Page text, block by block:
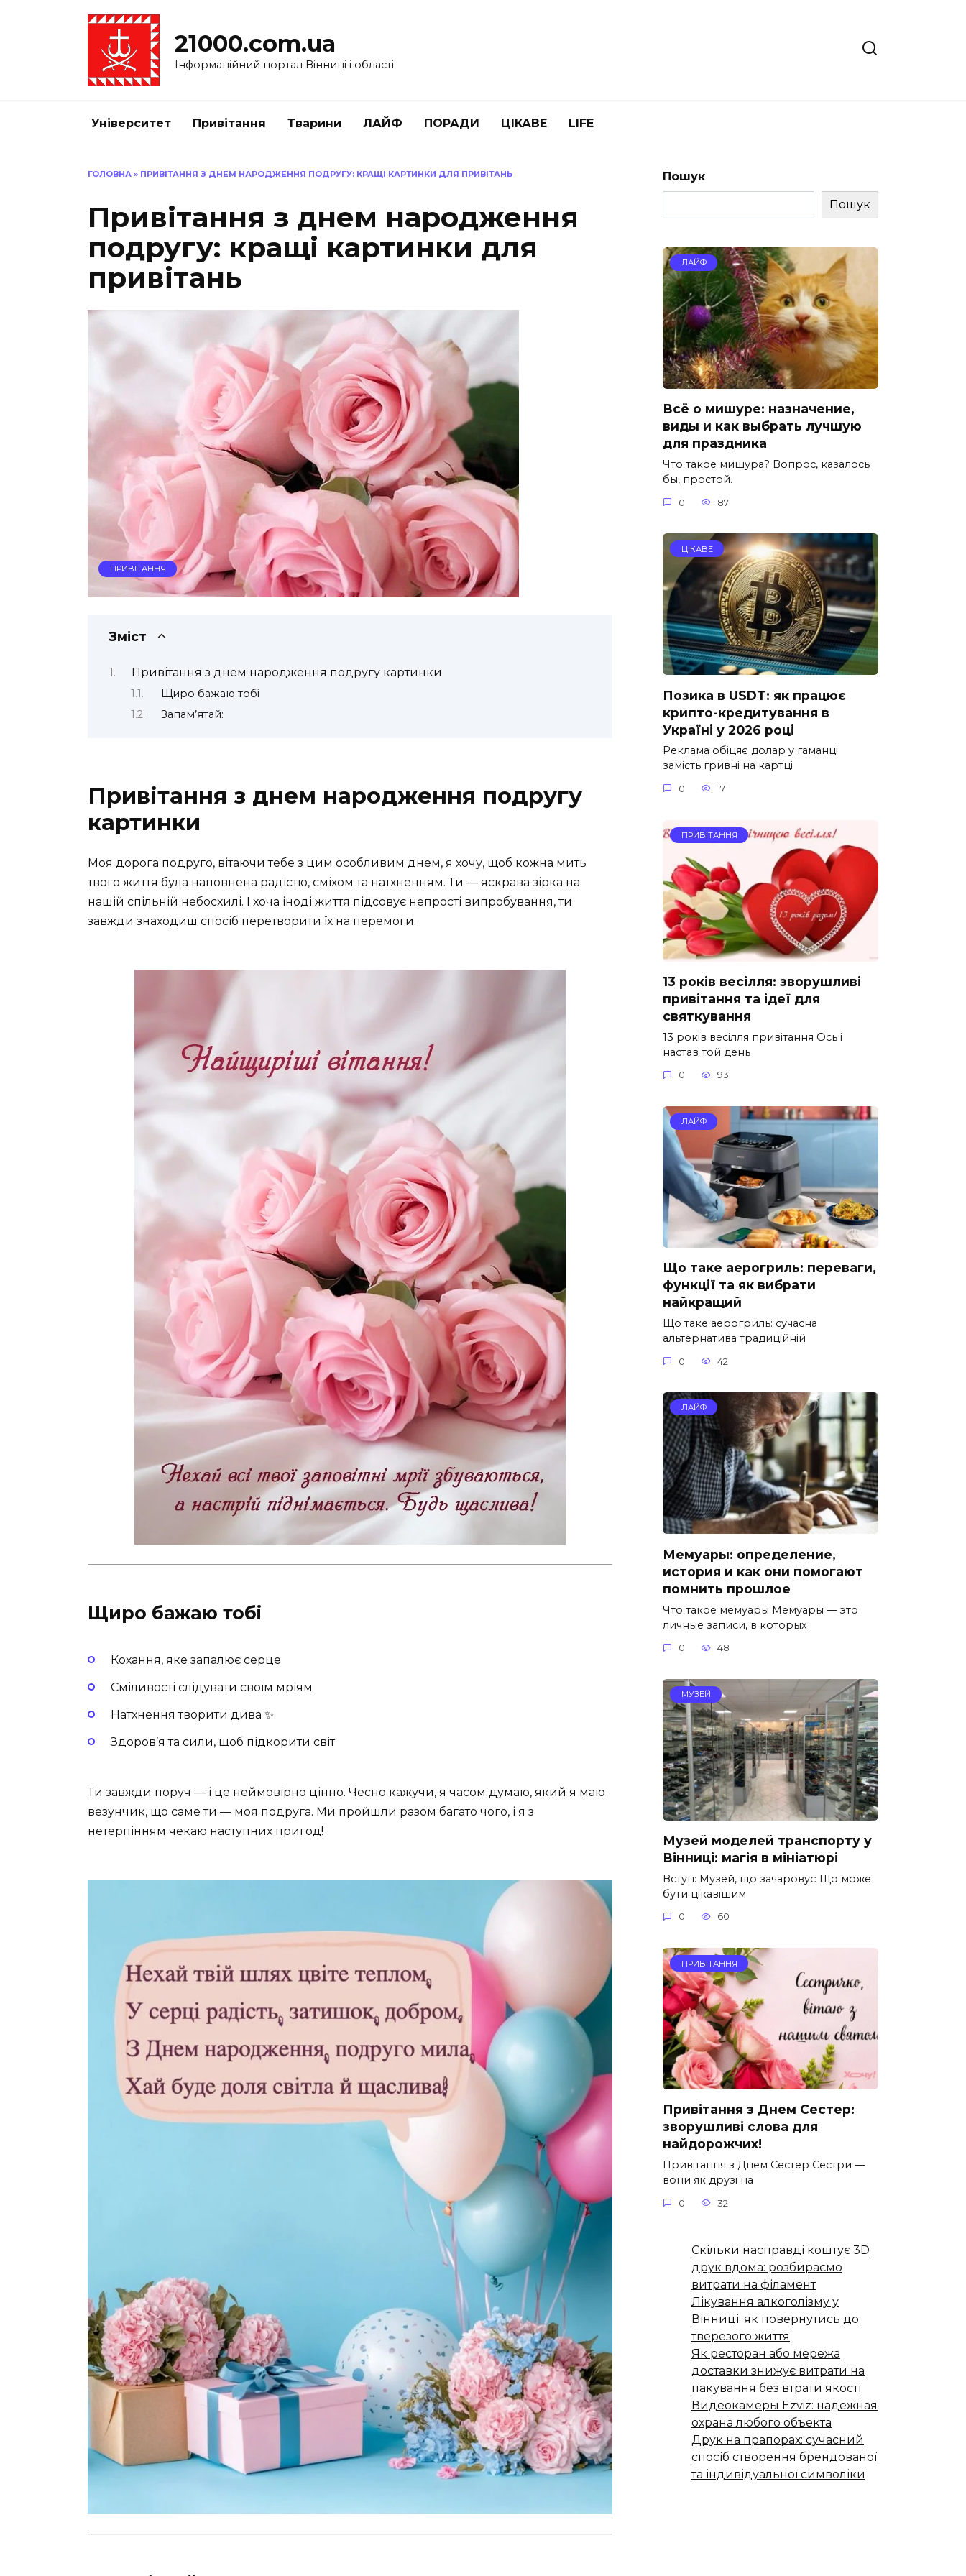
21000.com.ua
Інформаційний портал Вінниці і області
Університет Привітання Тварини ЛАЙФ ПОРАДИ ЦІКАВЕ LIFE
ГОЛОВНА » ПРИВІТАННЯ З ДНЕМ НАРОДЖЕННЯ ПОДРУГУ: КРАЩІ КАРТИНКИ ДЛЯ ПРИВІТАНЬ
Привітання з днем народження
подругу: кращі картинки для
привітань
ПРИВІТАННЯ
Зміст
Привітання з днем народження подругу картинки
Щиро бажаю тобі
Запам’ятай:
Привітання з днем народження подругу
картинки
Моя дорога подруго, вітаючи тебе з цим особливим днем, я хочу, щоб кожна мить
твого життя була наповнена радістю, сміхом та натхненням. Ти — яскрава зірка на
нашій спільній небосхилі. І хоча іноді життя підсовує непрості випробування, ти
завжди знаходиш спосіб перетворити їх на перемоги.
Щиро бажаю тобі
Кохання, яке запалює серце
Сміливості слідувати своїм мріям
Натхнення творити дива ✨
Здоров’я та сили, щоб підкорити світ
Ти завжди поруч — і це неймовірно цінно. Чесно кажучи, я часом думаю, який я маю
везунчик, що саме ти — моя подруга. Ми пройшли разом багато чого, і я з
нетерпінням чекаю наступних пригод!
Пошук
Пошук
ЛАЙФ
Всё о мишуре: назначение,
виды и как выбрать лучшую
для праздника
Что такое мишура? Вопрос, казалось
бы, простой.
0 87
ЦІКАВЕ
Позика в USDT: як працює
крипто-кредитування в
Україні у 2026 році
Реклама обіцяє долар у гаманці
замість гривні на картці
0 17
ПРИВІТАННЯ
13 років весілля: зворушливі
привітання та ідеї для
святкування
13 років весілля привітання Ось і
настав той день
0 93
ЛАЙФ
Що таке аерогриль: переваги,
функції та як вибрати
найкращий
Що таке аерогриль: сучасна
альтернатива традиційній
0 42
ЛАЙФ
Мемуары: определение,
история и как они помогают
помнить прошлое
Что такое мемуары Мемуары — это
личные записи, в которых
0 48
МУЗЕЙ
Музей моделей транспорту у
Вінниці: магія в мініатюрі
Вступ: Музей, що зачаровує Що може
бути цікавішим
0 60
ПРИВІТАННЯ
Привітання з Днем Сестер:
зворушливі слова для
найдорожчих!
Привітання з Днем Сестер Сестри —
вони як друзі на
0 32
Скільки насправді коштує 3D
друк вдома: розбираємо
витрати на філамент
Лікування алкоголізму у
Вінниці: як повернутись до
тверезого життя
Як ресторан або мережа
доставки знижує витрати на
пакування без втрати якості
Видеокамеры Ezviz: надежная
охрана любого объекта
Друк на прапорах: сучасний
спосіб створення брендованої
та індивідуальної символіки